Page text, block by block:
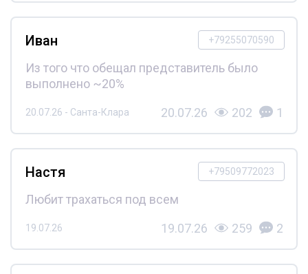
+79255070590
Иван
Из того что обещал представитель было
выполнено ~20%
20.07.26 - Санта-Клара 20.07.26 202 1
+79509772023
Настя
Любит трахаться под всем
19.07.26 19.07.26 259 2